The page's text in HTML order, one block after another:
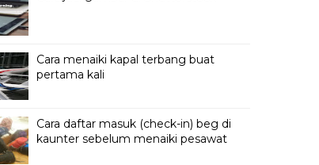
Cara menaiki kapal terbang buat
pertama kali
Cara daftar masuk (check-in) beg di
kaunter sebelum menaiki pesawat